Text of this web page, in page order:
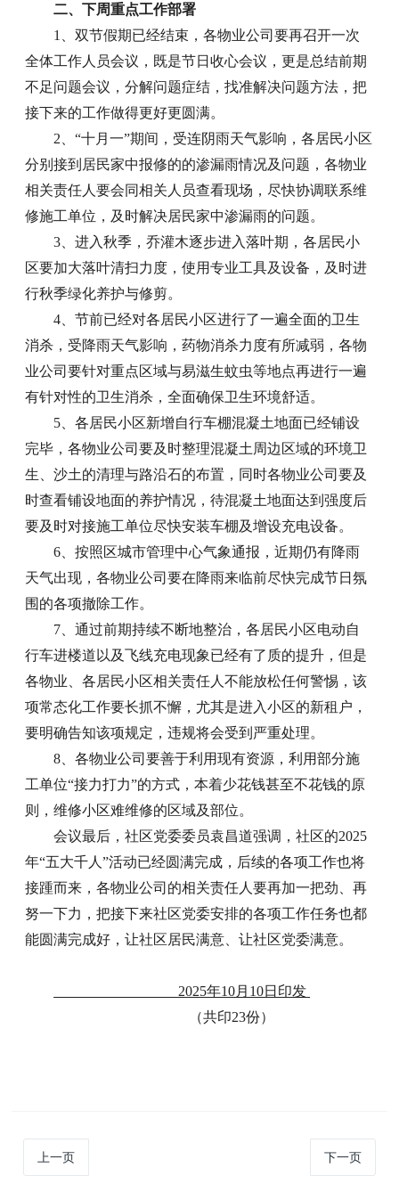
二、下周重点工作部署
1、双节假期已经结束，各物业公司要再召开一次
全体工作人员会议，既是节日收心会议，更是总结前期
不足问题会议，分解问题症结，找准解决问题方法，把
接下来的工作做得更好更圆满。
2、“十月一”期间，受连阴雨天气影响，各居民小区
分别接到居民家中报修的的渗漏雨情况及问题，各物业
相关责任人要会同相关人员查看现场，尽快协调联系维
修施工单位，及时解决居民家中渗漏雨的问题。
3、进入秋季，乔灌木逐步进入落叶期，各居民小
区要加大落叶清扫力度，使用专业工具及设备，及时进
行秋季绿化养护与修剪。
4、节前已经对各居民小区进行了一遍全面的卫生
消杀，受降雨天气影响，药物消杀力度有所减弱，各物
业公司要针对重点区域与易滋生蚊虫等地点再进行一遍
有针对性的卫生消杀，全面确保卫生环境舒适。
5、各居民小区新增自行车棚混凝土地面已经铺设
完毕，各物业公司要及时整理混凝土周边区域的环境卫
生、沙土的清理与路沿石的布置，同时各物业公司要及
时查看铺设地面的养护情况，待混凝土地面达到强度后
要及时对接施工单位尽快安装车棚及增设充电设备。
6、按照区城市管理中心气象通报，近期仍有降雨
天气出现，各物业公司要在降雨来临前尽快完成节日氛
围的各项撤除工作。
7、通过前期持续不断地整治，各居民小区电动自
行车进楼道以及飞线充电现象已经有了质的提升，但是
各物业、各居民小区相关责任人不能放松任何警惕，该
项常态化工作要长抓不懈，尤其是进入小区的新租户，
要明确告知该项规定，违规将会受到严重处理。
8、各物业公司要善于利用现有资源，利用部分施
工单位“接力打力”的方式，本着少花钱甚至不花钱的原
则，维修小区难维修的区域及部位。
会议最后，社区党委委员袁昌道强调，社区的2025
年“五大千人”活动已经圆满完成，后续的各项工作也将
接踵而来，各物业公司的相关责任人要再加一把劲、再
努一下力，把接下来社区党委安排的各项工作任务也都
能圆满完成好，让社区居民满意、让社区党委满意。
2025年10月10日印发
（共印23份）
上一页 下一页